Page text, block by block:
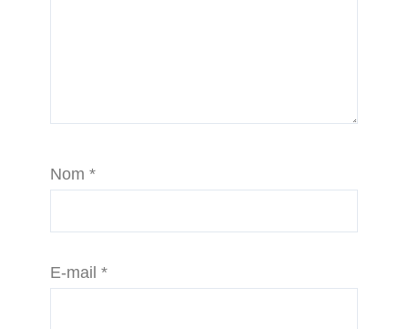
Nom *
E-mail *